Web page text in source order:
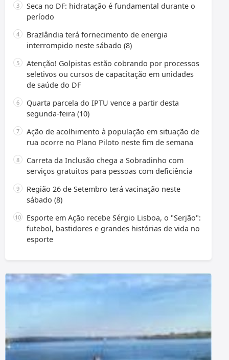
Seca no DF: hidratação é fundamental durante o
período
Brazlândia terá fornecimento de energia
interrompido neste sábado (8)
Atenção! Golpistas estão cobrando por processos
seletivos ou cursos de capacitação em unidades
de saúde do DF
Quarta parcela do IPTU vence a partir desta
segunda-feira (10)
Ação de acolhimento à população em situação de
rua ocorre no Plano Piloto neste fim de semana
Carreta da Inclusão chega a Sobradinho com
serviços gratuitos para pessoas com deficiência
Região 26 de Setembro terá vacinação neste
sábado (8)
Esporte em Ação recebe Sérgio Lisboa, o "Serjão":
futebol, bastidores e grandes histórias de vida no
esporte